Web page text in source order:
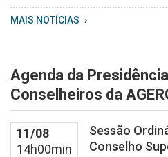
WhatsApp
Image
04
at
13
59
20
MAIS NOTÍCIAS
Agenda da
Conselheiros da
11/08
14h00min
Sessão
Conselho